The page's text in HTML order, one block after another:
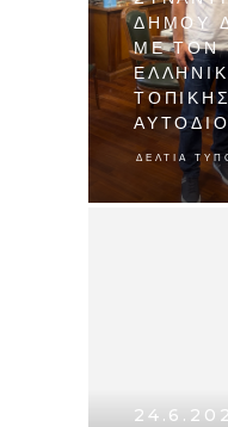
ΔΗΜΟΥ
ΜΕ ΤΟΝ
ΔΕΛΤΊΑ